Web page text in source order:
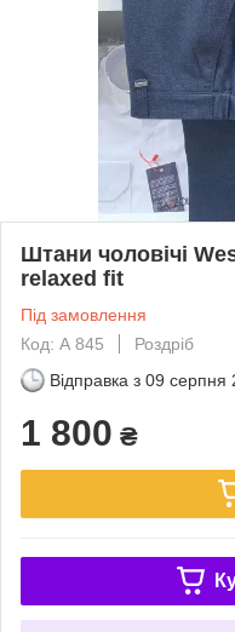
Штани чоловічі
relaxed fit
Під замовлення
Код: А 845
Роздріб
Відправка з 09 серпня
1 800 ₴